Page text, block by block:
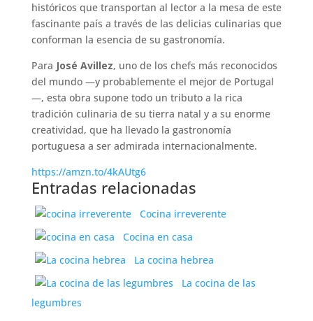
históricos que transportan al lector a la mesa de este
fascinante país a través de las delicias culinarias que
conforman la esencia de su gastronomía.
Para José Avillez, uno de los chefs más reconocidos
del mundo —y probablemente el mejor de Portugal
—, esta obra supone todo un tributo a la rica
tradición culinaria de su tierra natal y a su enorme
creatividad, que ha llevado la gastronomía
portuguesa a ser admirada internacionalmente.
https://amzn.to/4kAUtg6
Entradas relacionadas
Cocina irreverente
Cocina en casa
La cocina hebrea
La cocina de las
legumbres